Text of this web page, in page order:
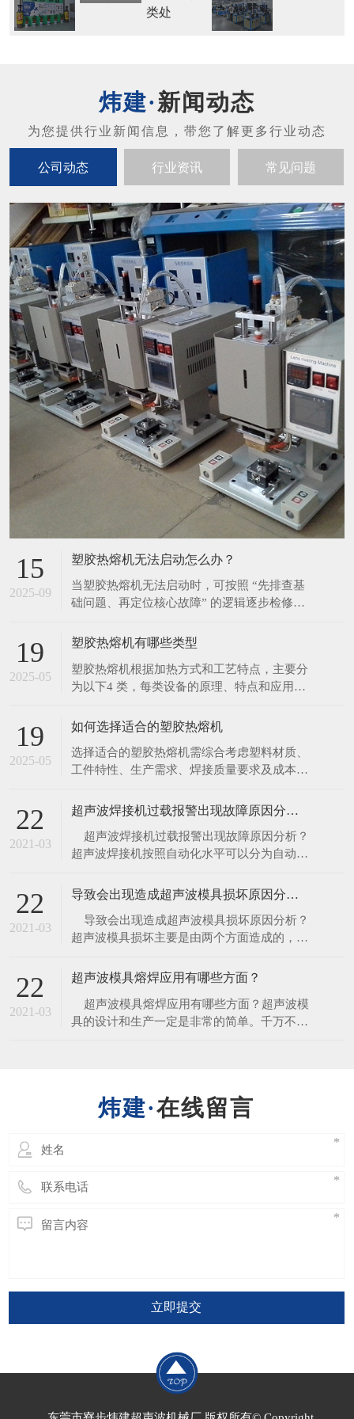
15
塑胶热熔机无法启动怎么办？
当塑胶热熔机无法启动时，可按照 “先排查基
础问题、再定位核心故障” 的逻辑逐步检修，
具体步骤如下： 一、优先排查基础供电问题
（最常见原因） 检查外部供电链路 确认设备
插头是否完全插入插座，避免因接触不良导致
断电； 测试插座本身是否通电（可插入其他
电器如手机充电器验证），排除插座故障或
19
2025-05
塑胶热熔机有哪些类型
塑胶热熔机根据加热方式和工艺特点，主要分
为以下4 类，每类设备的原理、特点和应用场
景差异显著： 1. 热板热熔机 原理 通过电加热
一块金属板（热板）至设定温度，将塑料件的
迅速将两塑料件压合，冷却后完成焊接。 特
点 优势：加热面积大、熔深可控，适
19
2025-05
如何选择适合的塑胶热熔机
选择适合的塑胶热熔机需综合考虑塑料材质、
工件特性、生产需求、焊接质量要求及成本预
准匹配设备类型： 一、核心选型维度分析 1.
PE、ABS、PC）：适合所有热熔工艺（热
板、热气、超声波、红外）。 热固性塑料
22
2021-03
​ 超声波焊接机过载报警出现故障原因分析？
超声波焊接机按照自动化水平可以分为自动焊
于现代化企业来讲，自动化水平越高越有利于
业未来的一个趋势。​ 1、空载测试：
22
2021-03
​ 导致会出现造成超声波模具损坏原因分析？
超声波模具损坏主要是由两个方面造成的，是
料的选择，详细原因介绍如下。​ 1、超声波
频率整形等在使用过程中，超声波能量未完全
释放
22
2021-03
超声波模具熔焊应用有哪些方面？
​ 超声波模具熔焊应用有哪些方面？超声波模
具的设计和生产一定是非常的简单。千万不要
的焊头，将给你的生产带来昂贵的损失——它
能器或发生器的损坏。​ 因此超声波模具的设
计绝
在线留言